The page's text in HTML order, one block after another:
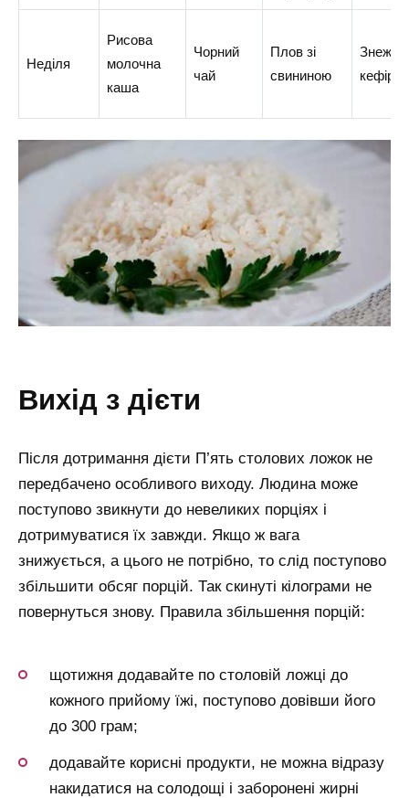
Неділя
Рисова
молочна
каша
Чорний
чай
Плов зі
свининою
кефір
вихід з дієти
Після дотримання дієти П’ять столових ложок не
передбачено особливого виходу. Людина може
поступово звикнути до невеликих порціях і
дотримуватися їх завжди. Якщо ж вага
знижується, а цього не потрібно, то слід поступово
збільшити обсяг порцій. Так скинуті кілограми не
повернуться знову. Правила збільшення порцій:
щотижня додавайте по столовій ложці до
кожного прийому їжі, поступово довівши його
до 300 грам;
додавайте корисні продукти, не можна відразу
накидатися на солодощі і заборонені жирні